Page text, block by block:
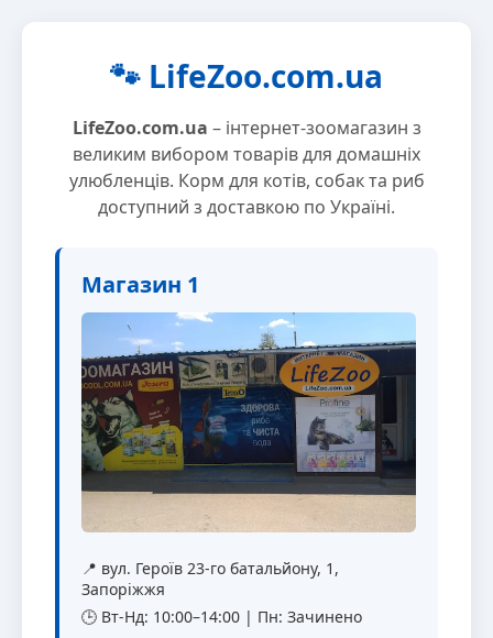
🐾 LifeZoo.com.ua
LifeZoo.com.ua – інтернет-зоомагазин з
великим вибором товарів для домашніх
улюбленців. Корм для котів, собак та риб
доступний з доставкою по Україні.
Магазин 1
📍 вул. Героїв 23-го батальйону, 1,
Запоріжжя
🕒 Вт-Нд: 10:00–14:00 | Пн: Зачинено